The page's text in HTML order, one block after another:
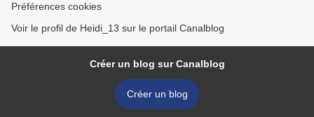
Préférences cookies
Voir le profil de Heidi_13 sur le portail Canalblog
Créer un blog sur Canalblog
Créer un blog